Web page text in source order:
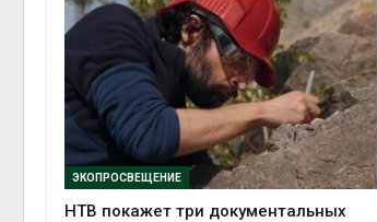
ЭКОПРОСВЕЩЕНИЕ
НТВ покажет три документальных